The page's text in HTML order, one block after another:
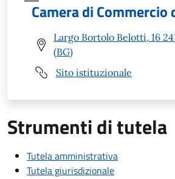
Camera di Commercio
Largo Bortolo Belotti, 16
(BG)
Sito istituzionale
Strumenti di tutela
Tutela amministrativa
Tutela giurisdizionale